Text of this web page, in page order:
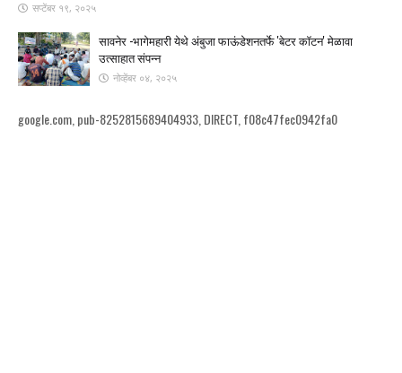
सप्टेंबर १९, २०२५
सावनेर -भागेमहारी येथे अंबुजा फाऊंडेशनतर्फे 'बेटर कॉटन' मेळावा
उत्साहात संपन्न
नोव्हेंबर ०४, २०२५
google.com, pub-8252815689404933, DIRECT, f08c47fec0942fa0